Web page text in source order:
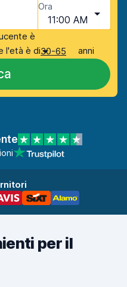
Ora
11:00 AM
è
l'età è di30-65 anni
per il